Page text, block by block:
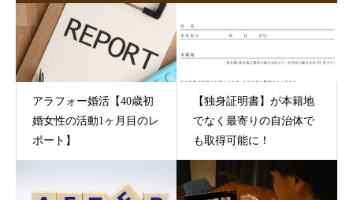
アラフォー婚活【40歳初
婚女性の活動1ヶ月目のレ
ポート】
【独身証明書】が本籍地
でなく最寄りの自治体で
も取得可能に！